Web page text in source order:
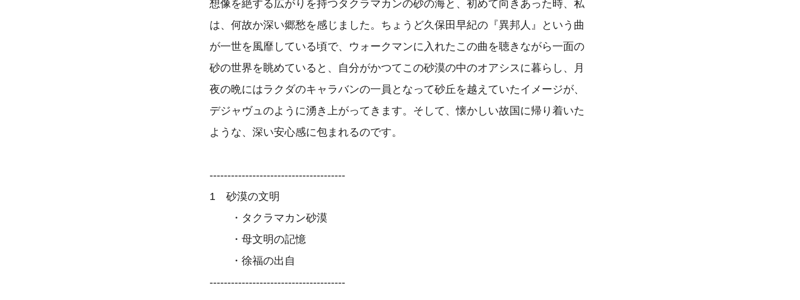
想像を絶する広がりを持つタクラマカンの砂の海と、初めて向きあった時、私
は、何故か深い郷愁を感じました。ちょうど久保田早紀の『異邦人』という曲
が一世を風靡している頃で、ウォークマンに入れたこの曲を聴きながら一面の
砂の世界を眺めていると、自分がかつてこの砂漠の中のオアシスに暮らし、月
夜の晩にはラクダのキャラバンの一員となって砂丘を越えていたイメージが、
デジャヴュのように湧き上がってきます。そして、懐かしい故国に帰り着いた
ような、深い安心感に包まれるのです。
--------------------------------------
1　砂漠の文明
・タクラマカン砂漠
・母文明の記憶
・徐福の出自
--------------------------------------